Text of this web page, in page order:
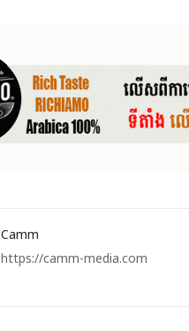
Camm
https://camm-media.com